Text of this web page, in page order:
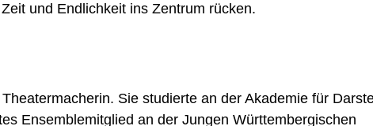
und Endlichkeit ins Zentrum rücken.
Sie studierte an der Akademie für
Ensemblemitglied an der Jungen Württembergischen